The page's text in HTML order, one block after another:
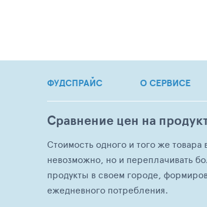
ФУДСПРАЙС О СЕРВИСЕ
Сравнение цен на
Стоимость одного и того же
невозможно, но и переплачивать
продукты в своем городе,
ежедневного потребления.